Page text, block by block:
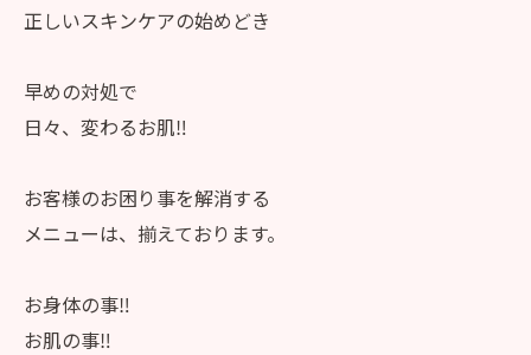
正しいスキンケアの始めどき
早めの対処で
日々、変わるお肌‼️
お客様のお困り事を解消する
メニューは、揃えております。
お身体の事‼️
お肌の事‼️